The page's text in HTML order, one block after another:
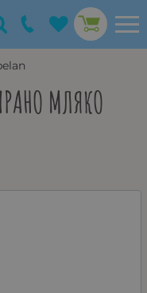
МЛЯКО